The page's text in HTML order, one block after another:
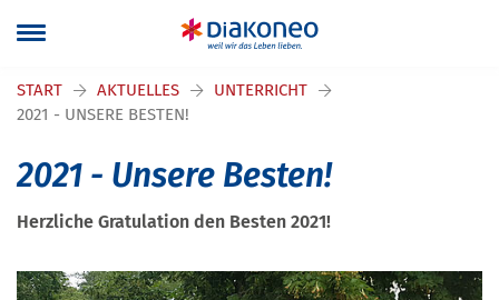
START AKTUELLES
UNTERRICHT
2021 - UNSERE BESTEN!
2021 - Unsere Besten!
Herzliche Gratulation den Besten 2021!